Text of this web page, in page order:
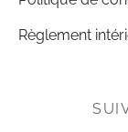
Règlement